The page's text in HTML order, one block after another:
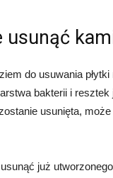
do usuwania
bakterii i
usunięta,
już